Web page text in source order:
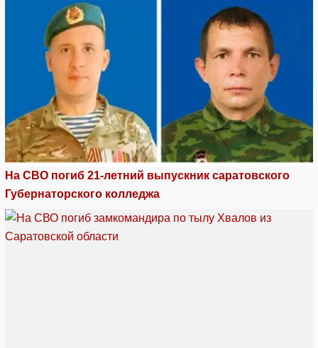
На СВО погиб 21-летний выпускник саратовского
Губернаторского колледжа